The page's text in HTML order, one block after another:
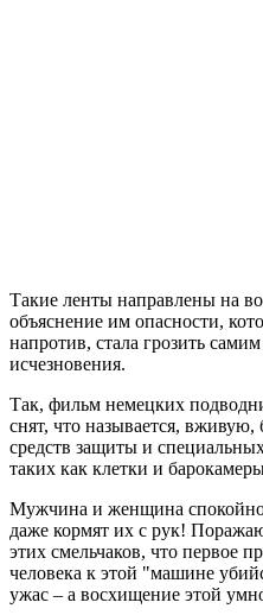
Такие ленты направлены на
объяснение им опасности,
напротив, стала грозить
исчезновения.
Так, фильм немецких
снят, что называется, вживую,
средств защиты и
таких как клетки и
Мужчина и женщина спокойно
даже кормят их с рук!
этих смельчаков, что первое
человека к этой "машине
ужас – а восхищение этой